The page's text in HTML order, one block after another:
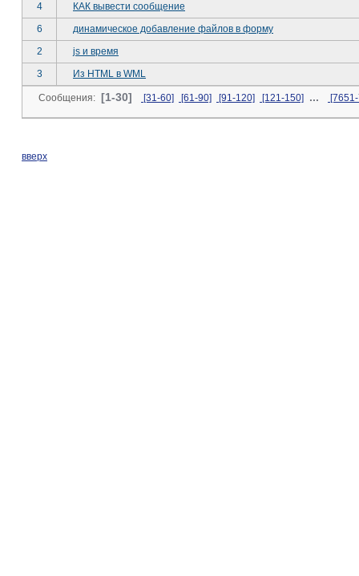
4
КАК вывести сообщение
6
динамическое добавление файлов в форму
2
js и время
3
Из HTML в WML
Сообщения: [1-30] [31-60] [61-90] [91-120] [121-150] ...
вверх